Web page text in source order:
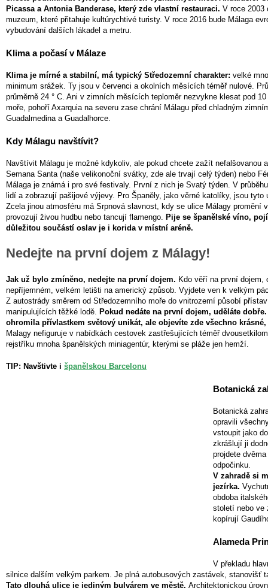
Picassa a Antonia Banderase, který zde vlastní restauraci. V roce 2003
muzeum, které přitahuje kultúrychtivé turisty. V roce 2016 bude Málaga
vybudování dalších lákadel a metru.
Klima a počasí v Málaze
Klima je mírné a stabilní, má typický Středozemní charakter: velké
minimum srážek. Ty jsou v červenci a okolních měsících téměř nulové.
průměrně 24 ° C. Ani v zimních měsících teploměr nezvykne klesat pod
moře, pohoří Axarquia na severu zase chrání Málagu před chladným
Guadalmedina a Guadalhorce.
Kdy Málagu navštívit?
Navštívit Málagu je možné kdykoliv, ale pokud chcete zažít nefalšovanou
Semana Santa (naše velikonoční svátky, zde ale trvají celý týden) nebo
Málaga je známá i pro své festivaly. První z nich je Svatý týden. V
lidí a zobrazují pašijové výjevy. Pro Španěly, jako věrné katolíky, jsou tyto
Zcela jinou atmosféru má Srpnová slavnost, kdy se ulice Málagy
provozují živou hudbu nebo tancují flamengo. Pije se španělské víno,
důležitou součástí oslav je i korida v místní aréně.
Nedejte na první dojem z Málagy!
Jak už bylo zmíněno, nedejte na první dojem. Kdo věří na první dojem,
nepříjemném, velkém letišti na americký způsob. Vyjdete ven k velkým
Z autostrády směrem od Středozemního moře do vnitrozemí působí
manipulujících těžké lodě. Pokud nedáte na první dojem, uděláte
ohromila přívlastkem světový unikát, ale objevíte zde všechno
Malagy nefiguruje v nabídkách cestovek zastřešujících téměř
rejstříku mnoha španělských miniagentúr, kterými se pláže jen hemží.
TIP: Navštivte i španělskou Barcelonu
Botanická
Botanická
opravili
vstoupit jako
zkrášlují ji
projdete
odpočinku.
V zahradě si
jezírka.
obdoba
století nebo ve
kopírují
Alameda
V překladu
silnice dalším velkým parkem. Je plná autobusových zastávek, stanovišť
Tato dlouhá ulice je jediným bulvárem ve městě. Architektonickou